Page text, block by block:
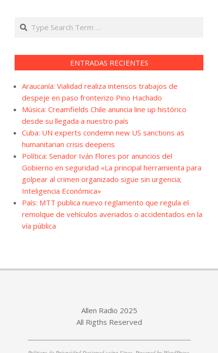
Search
ENTRADAS RECIENTES
Araucanía: Vialidad realiza intensos trabajos de
despeje en paso fronterizo Pino Hachado
Música: Creamfields Chile anuncia line up histórico
desde su llegada a nuestro país
Cuba: UN experts condemn new US sanctions as
humanitarian crisis deepens
Política: Senador Iván Flores por anuncios del
Gobierno en seguridad «La principal herramienta para
golpear al crimen organizado sigue sin urgencia;
Inteligencia Económica»
País: MTT publica nuevo reglamento que regula el
remolque de vehículos averiados o accidentados en la
vía pública
Allen Radio 2025
All Rigths Reserved